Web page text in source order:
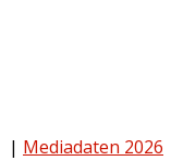
| Mediadaten 2026